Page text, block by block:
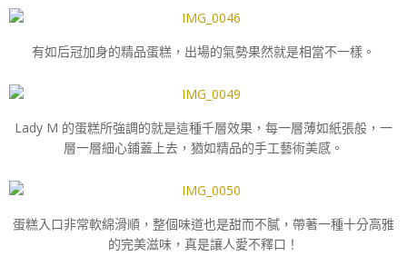
有如后冠加身的精品蛋糕，出場的氣勢果然就是相當不一樣。
Lady M 的蛋糕所強調的就是這種千層效果，每一層薄如紙張般，一
層一層細心鋪蓋上去，猶如精品的手工藝術美感。
蛋糕入口非常軟綿滑順，整個味道也是甜而不膩，帶著一種十分高雅
的完美滋味，真是讓人愛不釋口！